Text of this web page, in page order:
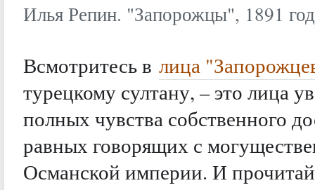
Илья Репин. "Запорожцы", 1891
Всмотритесь в лица
турецкому султану, – это лица
полных чувства собственного
равных говорящих с
Османской империи. И